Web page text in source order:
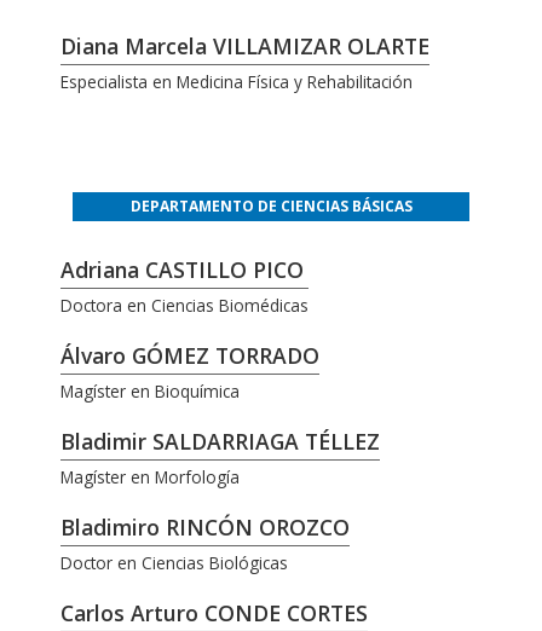
Diana Marcela VILLAMIZAR OLARTE
Especialista en Medicina Física y Rehabilitación
DEPARTAMENTO DE CIENCIAS BÁSICAS
Adriana CASTILLO PICO
Doctora en Ciencias Biomédicas
Álvaro GÓMEZ TORRADO
Magíster en Bioquímica
Bladimir SALDARRIAGA TÉLLEZ
Magíster en Morfología
Bladimiro RINCÓN OROZCO
Doctor en Ciencias Biológicas
Carlos Arturo CONDE CORTES